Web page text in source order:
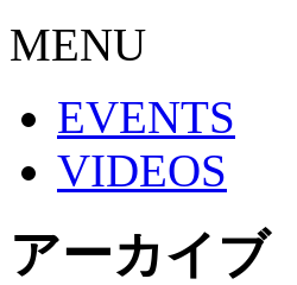
MENU
EVENTS
VIDEOS
アーカイブ